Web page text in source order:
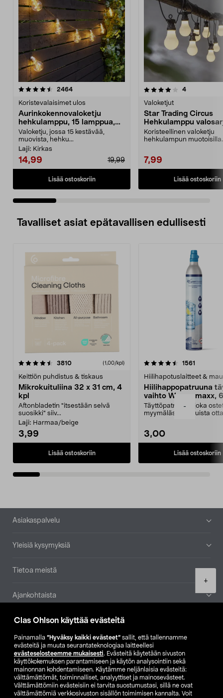
Clas Ohlson käyttää evästeitä
Painamalla ”Hyväksy kaikki evästeet” sallit, että tallennamme
evästeitä ja muuta seurantateknologiaa laitteellesi
evästeselosteemme mukaisesti. Evästeitä käytetään sivuston
käyttökokemuksen parantamiseen ja käytön analysointiin sekä
mainonnan kohdentamiseen. Käytämme neljänlaisia evästeitä:
välttämättömät, toiminnalliset, analyyttiset ja mainosevästeet.
Välttämättömiin evästeisiin ei tarvita suostumustasi, sillä ne ovat
välttämättömiä verkkosivuston sisällön toimimisen kannalta. Voit
-
+
2464arvostelut
Koristevalaisimet ulos
Aurinkokennovaloketju
hehkulamppu, 15 lamppua,
7,2 m
Valoketju, jossa 15 kestävää,
muovista, hehku...
Laji: Kirkas
14,99 19,99
Lisää ostoskoriin
4.0 viidestä
4arvostelut
Valoketjut
Star Trading Circus
Hehkulamppu
10 LED
Koristeellinen valoketju
hehkulampun muotoisilla
7,99
Lisää ostoskoriin
4.5 viidestä
Tavalliset asiat epätavallisen edullisesti
3810arvostelut (1,00/kpl)
Keittiön puhdistus & tiskaus
Mikrokuituliina 32 x 31 cm, 4
kpl
Aftonbladetin "itsestään selvä
suosikki" siiv...
Laji: Harmaa/beige
3,99
Lisää ostoskoriin
4.5viidestä
1561
Hiilihapotuslaitteet &
Hiilihappopatruuna
vaihto Wassermaxx,
Täyttöpatruuna, joka
myymälästä – muista
3,00
Lisää ostoskoriin
4.5viidestä
Alatunniste
Asiakaspalvelu
Yleisiä kysymyksiä
Tietoa meistä
Ajankohtaista
Muut yrityksemme
Etsi myymälä
SE NO FI
FI SV